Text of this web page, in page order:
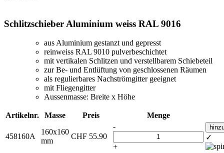
Schlitzschieber Aluminium weiss RAL 9016
aus Aluminium gestanzt und gepresst
reinweiss RAL 9010 pulverbeschichtet
mit vertikalen Schlitzen und verstellbarem Schiebeteil
zur Be- und Entlüftung von geschlossenen Räumen
als regulierbares Nachströmgitter geeignet
mit Fliegengitter
Aussenmasse: Breite x Höhe
Artikelnr. Masse Preis Menge
458160A
160x160
mm
CHF 55.90
-
+
✓